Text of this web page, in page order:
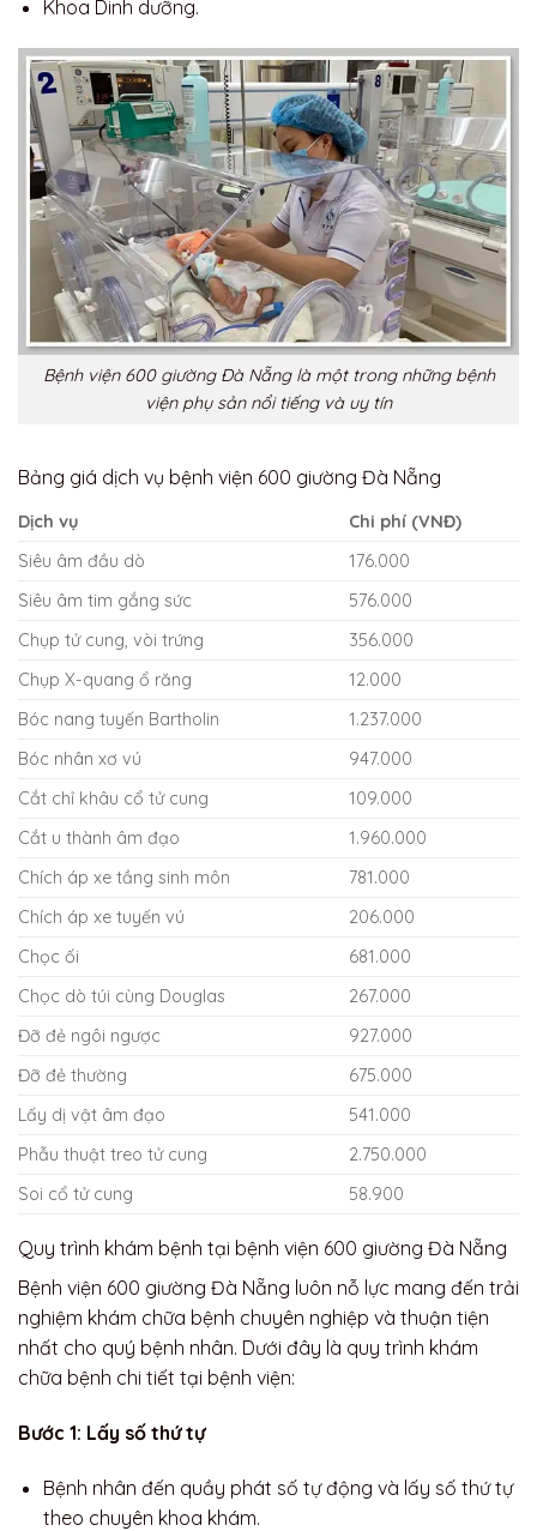
Khoa Dinh dưỡng.
Bệnh viện 600 giường Đà Nẵng là một trong những bệnh
viện phụ sản nổi tiếng và uy tín
Bảng giá dịch vụ bệnh viện 600 giường Đà Nẵng
Dịch vụ
Chi phí (VNĐ)
Siêu âm đầu dò
176.000
Siêu âm tim gắng sức
576.000
Chụp tử cung, vòi trứng
356.000
Chụp X-quang ổ răng
12.000
Bóc nang tuyến Bartholin
1.237.000
Bóc nhân xơ vú
947.000
Cắt chỉ khâu cổ tử cung
109.000
Cắt u thành âm đạo
1.960.000
Chích áp xe tầng sinh môn
781.000
Chích áp xe tuyến vú
206.000
Chọc ối
681.000
Chọc dò túi cùng Douglas
267.000
Đỡ đẻ ngôi ngược
927.000
Đỡ đẻ thường
675.000
Lấy dị vật âm đạo
541.000
Phẫu thuật treo tử cung
2.750.000
Soi cổ tử cung
58.900
Quy trình khám bệnh tại bệnh viện 600 giường Đà Nẵng
Bệnh viện 600 giường Đà Nẵng luôn nỗ lực mang đến trải
nghiệm khám chữa bệnh chuyên nghiệp và thuận tiện
nhất cho quý bệnh nhân. Dưới đây là quy trình khám
chữa bệnh chi tiết tại bệnh viện:
Bước 1: Lấy số thứ tự
Bệnh nhân đến quầy phát số tự động và lấy số thứ tự
theo chuyên khoa khám.